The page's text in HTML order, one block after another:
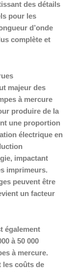
des détails
pour les
d’onde
complète et
majeur des
à mercure
produire de la
une proportion
électrique en
impactant
imprimeurs.
peuvent être
un facteur
également
à 50 000
à mercure.
les coûts de